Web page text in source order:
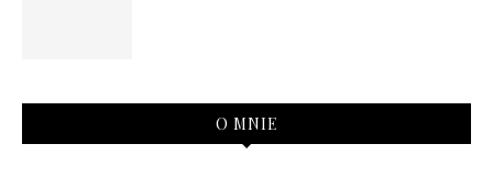
O MNIE